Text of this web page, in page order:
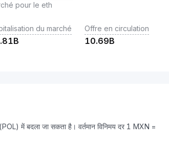
pour le eth
du marché Offre en circulation
10.69B
में बदला जा सकता है। वर्तमान विनिमय दर 1 MXN =